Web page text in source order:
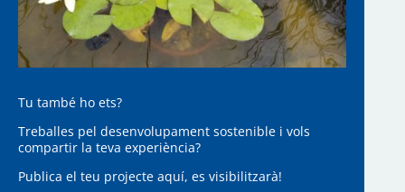
Tu també ho ets?
Treballes pel desenvolupament sostenible i vols
compartir la teva experiència?
Publica el teu projecte aquí, es visibilitzarà!